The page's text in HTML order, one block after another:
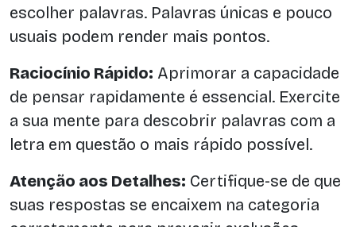
escolher palavras. Palavras únicas e pouco
usuais podem render mais pontos.
Raciocínio Rápido: Aprimorar a capacidade
de pensar rapidamente é essencial. Exercite
a sua mente para descobrir palavras com a
letra em questão o mais rápido possível.
Atenção aos Detalhes: Certifique-se de que
suas respostas se encaixem na categoria